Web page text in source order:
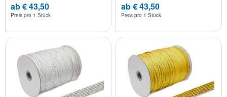
ab € 43,50
Preis pro 1 Stück
ab € 43,50
Preis pro 1 Stück